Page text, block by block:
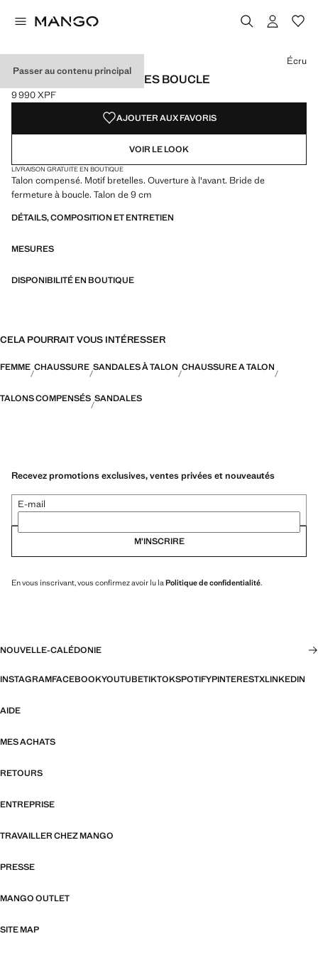
Passer au contenu principal
SANDALES COMPENSÉES BOUCLE
Prix actuel [9 990 XPF ]
9 990 XPF
Choisissez une couleur
Couleur Écru sélectionnée
Écru
AJOUTER AUX FAVORIS
VOIR LE LOOK
LIVRAISON GRATUITE EN BOUTIQUE
Talon compensé. Motif bretelles. Ouverture à l'avant. Bride de
fermeture à boucle. Talon de 9 cm
DÉTAILS, COMPOSITION ET ENTRETIEN
MESURES
DISPONIBILITÉ EN BOUTIQUE
CELA POURRAIT VOUS INTÉRESSER
FEMME CHAUSSURE SANDALES À TALON CHAUSSURE A TALON
TALONS COMPENSÉS SANDALES
Recevez promotions exclusives, ventes privées et nouveautés
E-mail
M’INSCRIRE
En vous inscrivant, vous confirmez avoir lu la Politique de confidentialité.
NOUVELLE-CALÉDONIE
INSTAGRAMFACEBOOKYOUTUBETIKTOKSPOTIFYPINTERESTXLINKEDIN
AIDE
MES ACHATS
RETOURS
ENTREPRISE
TRAVAILLER CHEZ MANGO
PRESSE
MANGO OUTLET
SITE MAP